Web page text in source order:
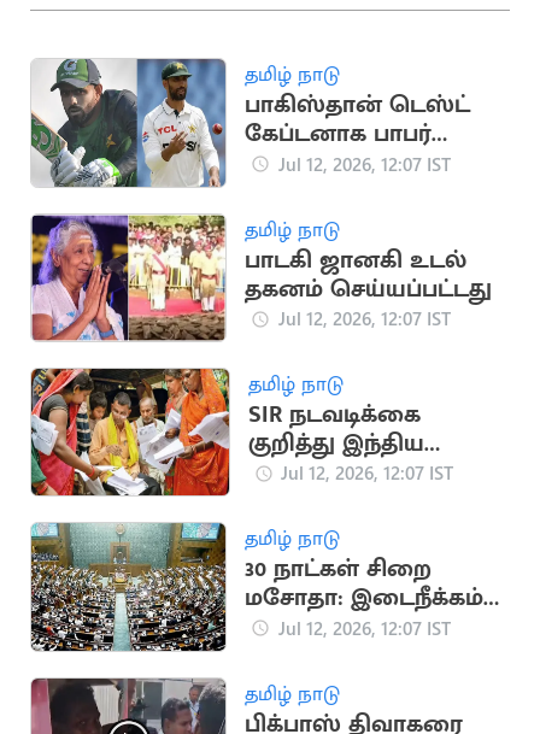
தமிழ் நாடு
பாகிஸ்தான் டெஸ்ட்
கேப்டனாக பாபர்
நியமனம்: முன்னாள்
Jul 12, 2026, 12:07 IST
தமிழ் நாடு
பாடகி ஜானகி உடல்
தகனம் செய்யப்பட்டது
Jul 12, 2026, 12:07 IST
தமிழ் நாடு
SIR நடவடிக்கை
குறித்து இந்திய
அரசிடம் விளக்கம்
Jul 12, 2026, 12:07 IST
தமிழ் நாடு
30 நாட்கள் சிறை
மசோதா: இடைநீக்கம்
செய்ய நாடாளுமன்ற
Jul 12, 2026, 12:07 IST
தமிழ் நாடு
பிக்பாஸ் திவாகரை